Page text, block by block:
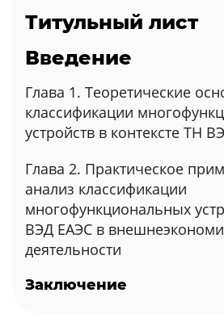
Титульный лист
Введение
Глава 1. Теоретические
классификации
устройств в контексте ТН
Глава 2. Практическое
анализ классификации
многофункциональных
ВЭД ЕАЭС в
деятельности
Заключение